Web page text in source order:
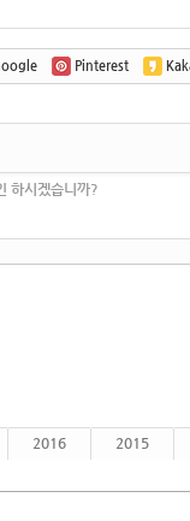
Pinterest
하시겠습니까?
2016 2015